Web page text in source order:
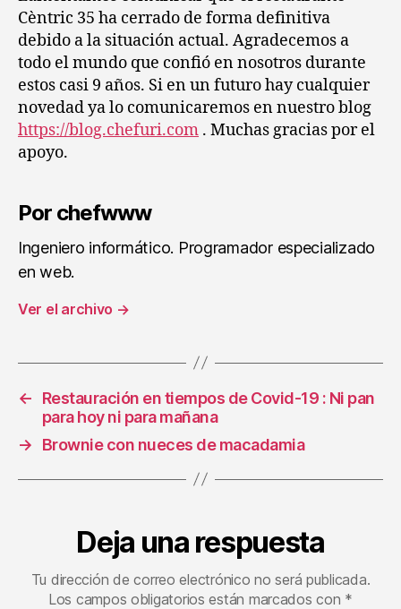
Cèntric 35 ha cerrado de forma definitiva
debido a la situación actual. Agradecemos a
todo el mundo que confió en nosotros durante
estos casi 9 años. Si en un futuro hay cualquier
novedad ya lo comunicaremos en nuestro blog
https://blog.chefuri.com . Muchas gracias por el
apoyo.
Por chefwww
Ingeniero informático. Programador especializado
en web.
Ver el archivo →
←
Restauración en tiempos de Covid-19 : Ni pan
para hoy ni para mañana
→
Brownie con nueces de macadamia
Deja una respuesta
Tu dirección de correo electrónico no será publicada.
Los campos obligatorios están marcados con *